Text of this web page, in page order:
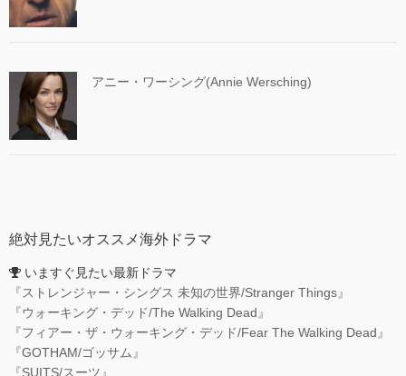
アニー・ワーシング(Annie Wersching)
絶対見たいオススメ海外ドラマ
いますぐ見たい最新ドラマ
『ストレンジャー・シングス 未知の世界/Stranger Things』
『ウォーキング・デッド/The Walking Dead』
『フィアー・ザ・ウォーキング・デッド/Fear The Walking Dead』
『GOTHAM/ゴッサム』
『SUITS/スーツ』